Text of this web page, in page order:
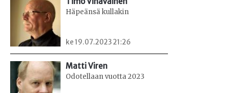
Häpeänsä kullakin
ke 19.07.2023 21:26
Matti Viren
Odotellaan vuotta 2023